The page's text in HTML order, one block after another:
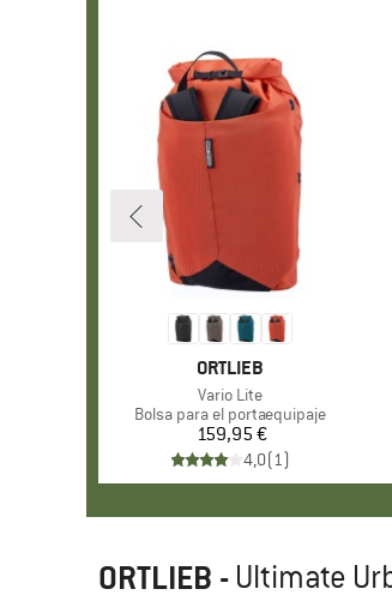
MARCA
ORTLIEB
Artículo
Vario Lite
Product group
Bolsa para el portaequipaje
Precio
159,95 €
4,0(1)
ORTLIEB - Ultimate